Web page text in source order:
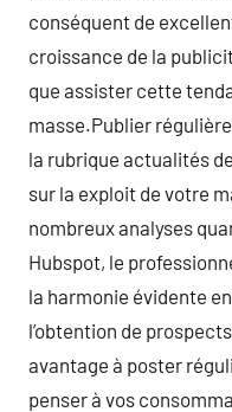
conséquent de
croissance de la
que assister cette
masse.Publier
la rubrique actualités
sur la exploit de votre
nombreux analyses
Hubspot, le
la harmonie évidente
l’obtention de
avantage à poster
penser à vos